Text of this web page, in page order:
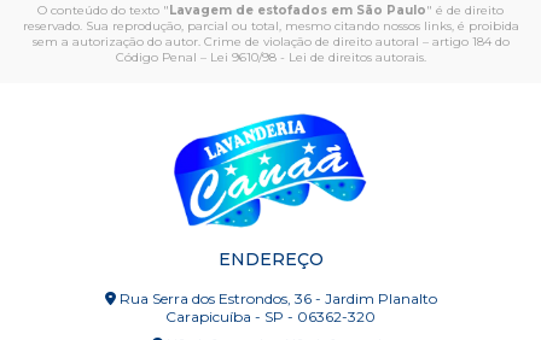
O conteúdo do texto "Lavagem de estofados em São Paulo" é de direito
reservado. Sua reprodução, parcial ou total, mesmo citando nossos links, é proibida
sem a autorização do autor. Crime de violação de direito autoral – artigo 184 do
Código Penal – Lei 9610/98 - Lei de direitos autorais.
ENDEREÇO
Rua Serra dos Estrondos, 36 - Jardim Planalto
Carapicuíba - SP - 06362-320